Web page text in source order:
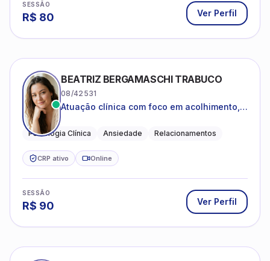
SESSÃO
R$ 80 Ver Perfil
BEATRIZ BERGAMASCHI TRABUCO
08/42531
Atuação clínica com foco em acolhimento,
Psicologia Clínica Ansiedade Relacionamentos
CRP ativo Online
SESSÃO
R$ 90 Ver Perfil